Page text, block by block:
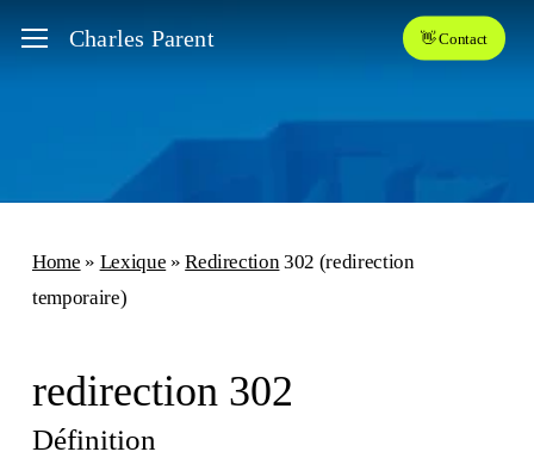
Menu Charles Parent 👋 Contact
Home » Lexique »Redirection 302 (redirection
temporaire)
redirection 302
Définition